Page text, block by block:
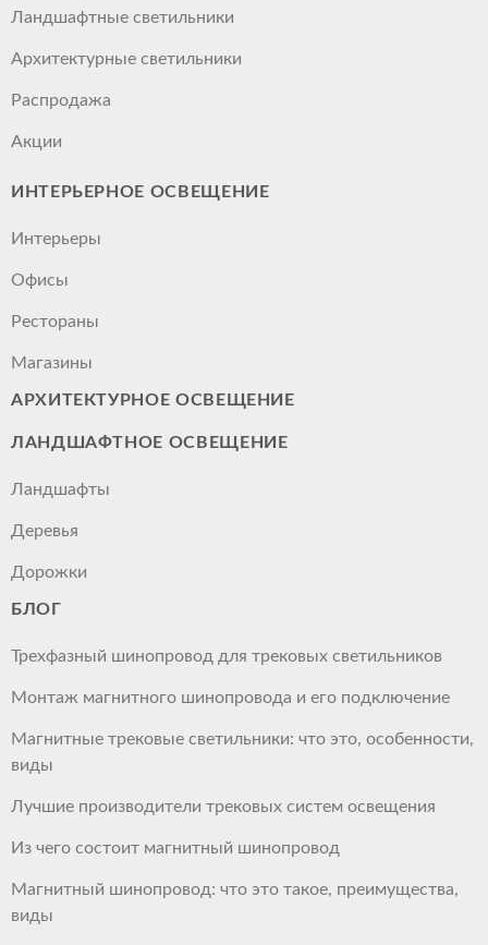
Ландшафтные светильники
Архитектурные светильники
Распродажа
Акции
ИНТЕРЬЕРНОЕ ОСВЕЩЕНИЕ
Интерьеры
Офисы
Рестораны
Магазины
АРХИТЕКТУРНОЕ ОСВЕЩЕНИЕ
ЛАНДШАФТНОЕ ОСВЕЩЕНИЕ
Ландшафты
Деревья
Дорожки
БЛОГ
Трехфазный шинопровод для трековых светильников
Монтаж магнитного шинопровода и его подключение
Магнитные трековые светильники: что это, особенности,
виды
Лучшие производители трековых систем освещения
Из чего состоит магнитный шинопровод
Магнитный шинопровод: что это такое, преимущества,
виды